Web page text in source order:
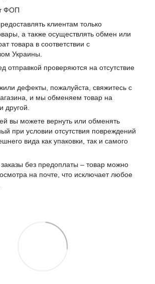
ФОП
клиентам только
а также осуществлять обмен или
товара в соответствии с
Украины.
отправкой проверяются на отсутствие
дефекты, пожалуйста, свяжитесь с
и мы обменяем товар на
другой.
вы можете вернуть или обменять
при условии отсутствия повреждений
вида как упаковки, так и самого
без предоплаты – товар можно
на почте, что исключает любое